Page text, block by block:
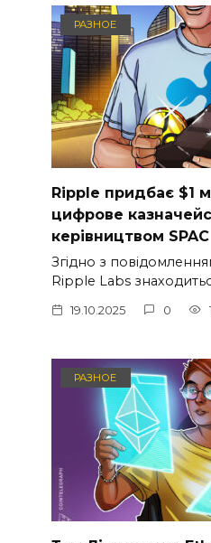
РАЗНОЕ
Ripple придбає $1
цифрове
керівництвом SPAC
Згідно з
Ripple Labs
19.10.2025 0
РАЗНОЕ